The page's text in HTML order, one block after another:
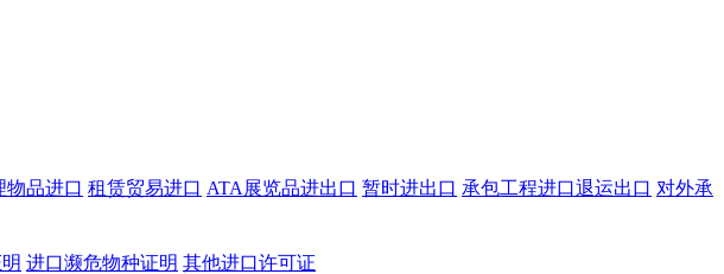
物品进口 租赁贸易进口 ATA展览品进出口 暂时进出口 承包工程进口退运出口 对外承
进口濒危物种证明 其他进口许可证